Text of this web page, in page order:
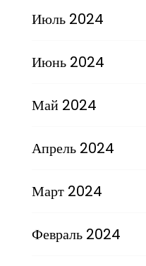
Июль 2024
Июнь 2024
Май 2024
Апрель 2024
Март 2024
Февраль 2024